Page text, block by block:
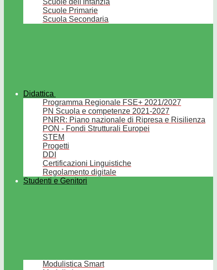
Scuole dell'Infanzia
Scuole Primarie
Scuola Secondaria
Didattica
Programma Regionale FSE+ 2021/2027
PN Scuola e competenze 2021-2027
PNRR: Piano nazionale di Ripresa e Risilienza
PON - Fondi Strutturali Europei
STEM
Progetti
DDI
Certificazioni Linguistiche
Regolamento digitale
Studenti e Genitori
Modulistica Smart